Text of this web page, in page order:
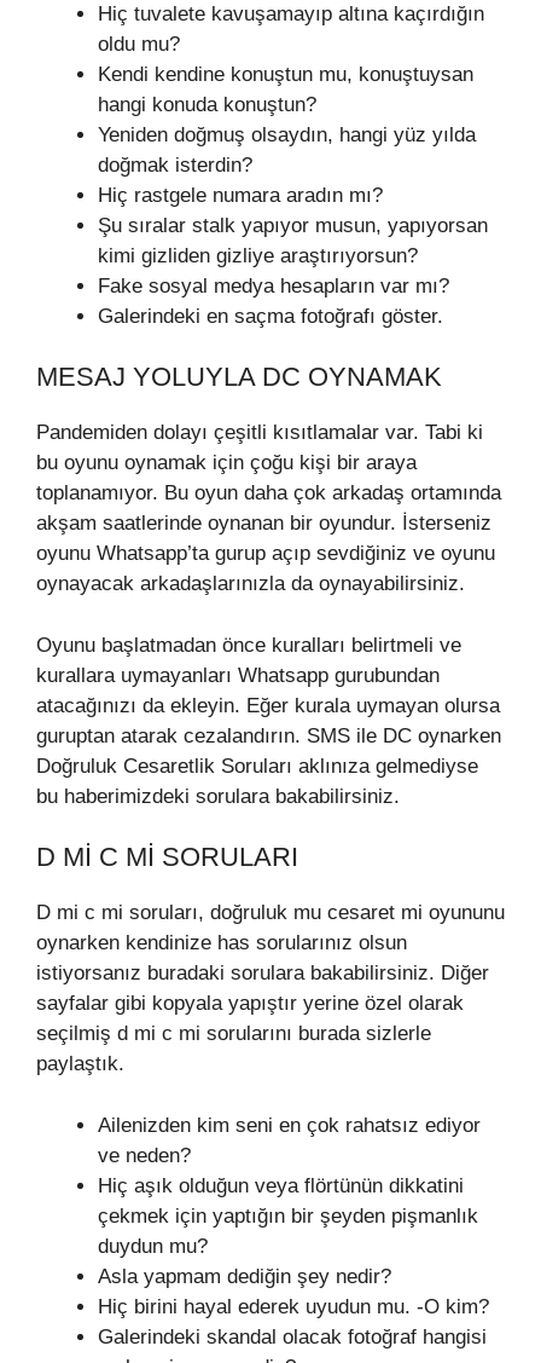
Hiç tuvalete kavuşamayıp altına kaçırdığın
oldu mu?
Kendi kendine konuştun mu, konuştuysan
hangi konuda konuştun?
Yeniden doğmuş olsaydın, hangi yüz yılda
doğmak isterdin?
Hiç rastgele numara aradın mı?
Şu sıralar stalk yapıyor musun, yapıyorsan
kimi gizliden gizliye araştırıyorsun?
Fake sosyal medya hesapların var mı?
Galerindeki en saçma fotoğrafı göster.
MESAJ YOLUYLA DC OYNAMAK
Pandemiden dolayı çeşitli kısıtlamalar var. Tabi ki
bu oyunu oynamak için çoğu kişi bir araya
toplanamıyor. Bu oyun daha çok arkadaş ortamında
akşam saatlerinde oynanan bir oyundur. İsterseniz
oyunu Whatsapp’ta gurup açıp sevdiğiniz ve oyunu
oynayacak arkadaşlarınızla da oynayabilirsiniz.
Oyunu başlatmadan önce kuralları belirtmeli ve
kurallara uymayanları Whatsapp gurubundan
atacağınızı da ekleyin. Eğer kurala uymayan olursa
guruptan atarak cezalandırın. SMS ile DC oynarken
Doğruluk Cesaretlik Soruları aklınıza gelmediyse
bu haberimizdeki sorulara bakabilirsiniz.
D MI C MI SORULARI
D mi c mi soruları, doğruluk mu cesaret mi oyununu
oynarken kendinize has sorularınız olsun
istiyorsanız buradaki sorulara bakabilirsiniz. Diğer
sayfalar gibi kopyala yapıştır yerine özel olarak
seçilmiş d mi c mi sorularını burada sizlerle
paylaştık.
Ailenizden kim seni en çok rahatsız ediyor
ve neden?
Hiç aşık olduğun veya flörtünün dikkatini
çekmek için yaptığın bir şeyden pişmanlık
duydun mu?
Asla yapmam dediğin şey nedir?
Hiç birini hayal ederek uyudun mu. -O kim?
Galerindeki skandal olacak fotoğraf hangisi